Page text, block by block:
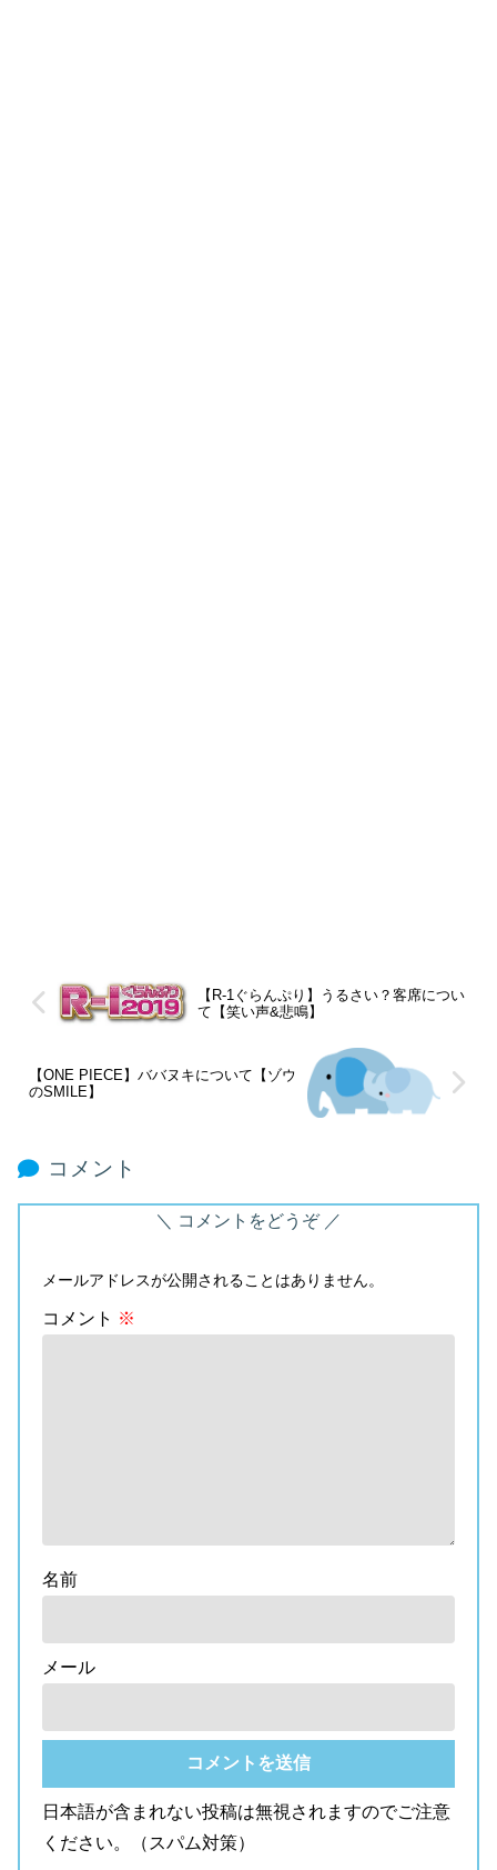
【R-1ぐらんぷり】うるさい？客席につい
て【笑い声&悲鳴】
【ONE PIECE】ババヌキについて【ゾウ
のSMILE】
コメント
コメントをどうぞ
メールアドレスが公開されることはありません。
コメント ※
名前
メール
日本語が含まれない投稿は無視されますのでご注意
ください。（スパム対策）